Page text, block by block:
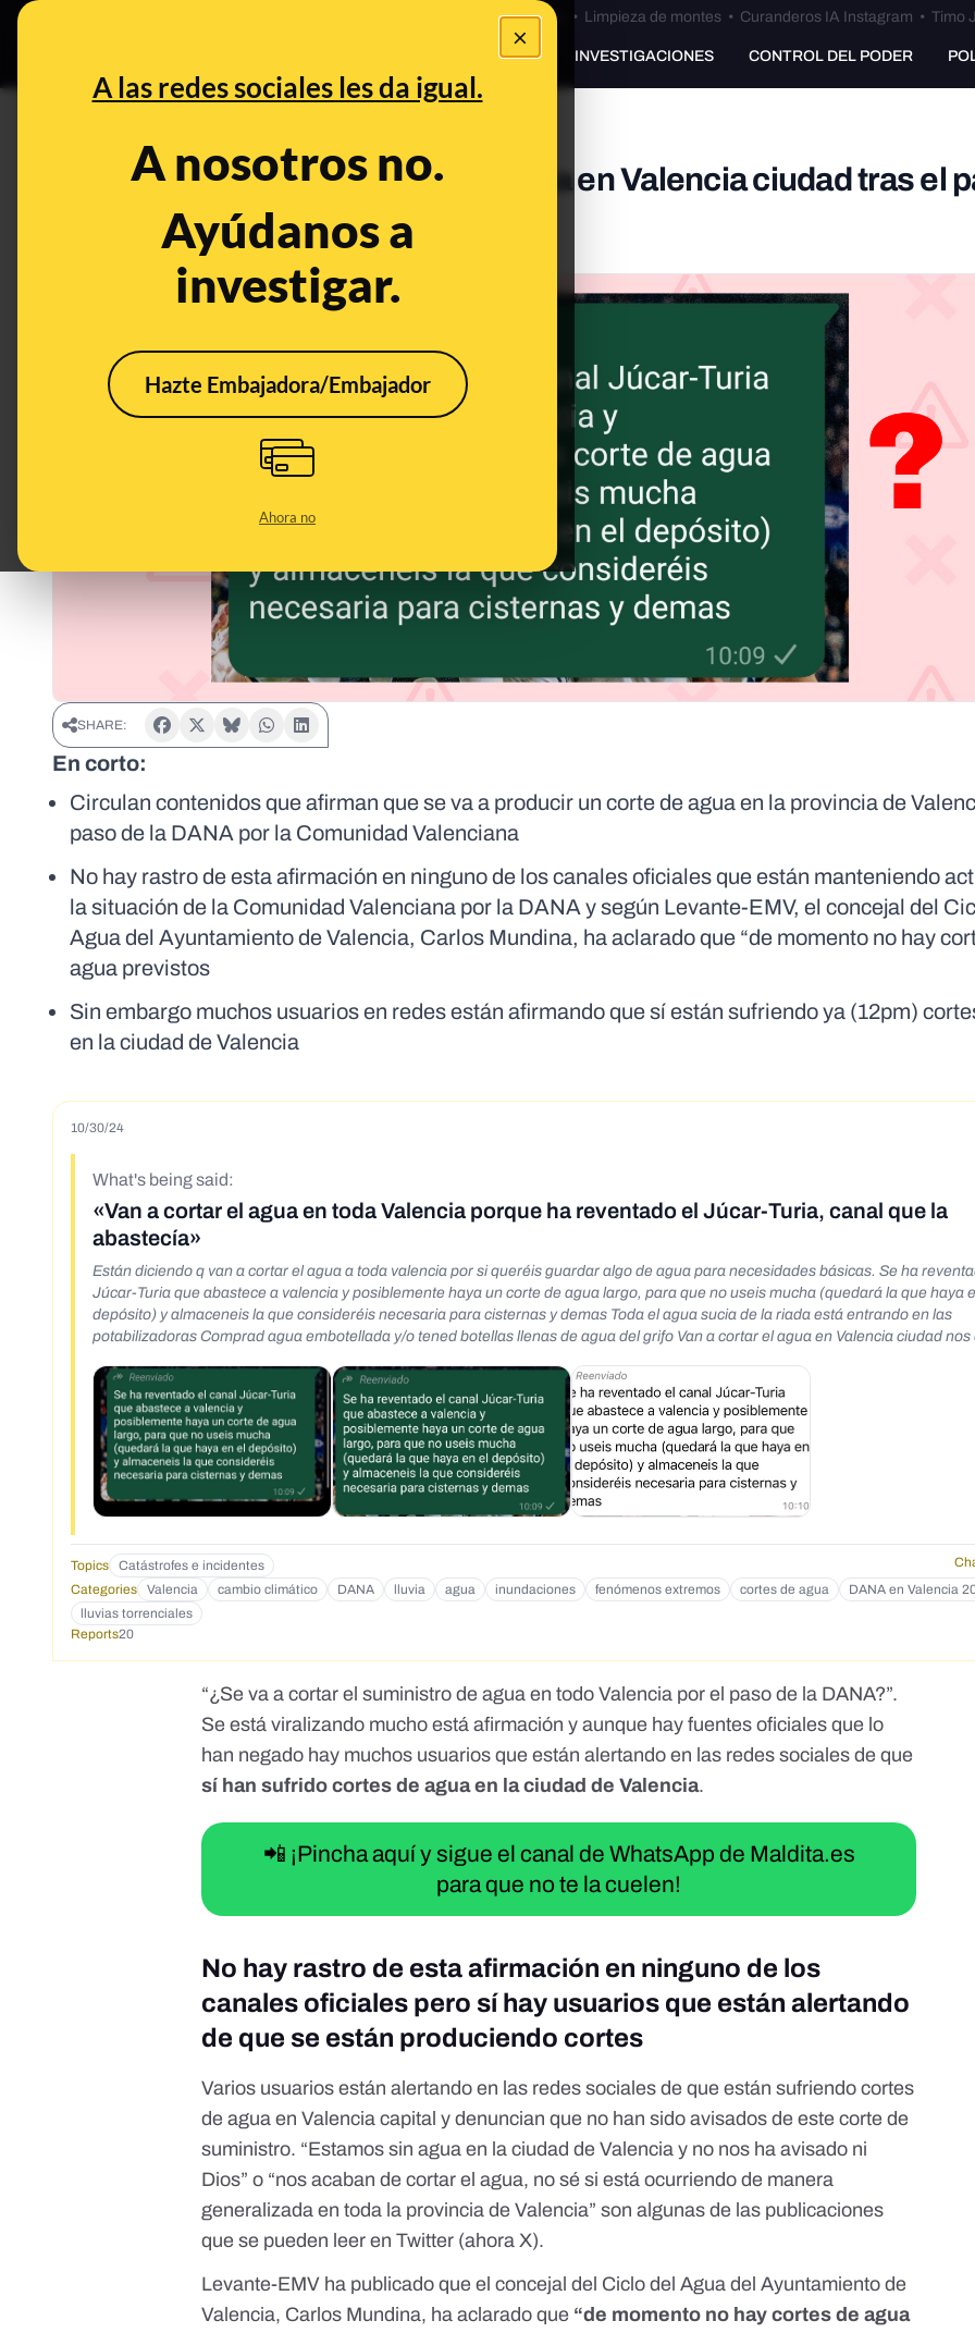
×
A las redes sociales les da igual.
A nosotros no.
Ayúdanos a
investigar.
Hazte Embajadora/Embajador
Ahora no
Bulos Ceuta • Limpieza de montes• Curanderos IA Instagram • Timo
PREBUNKING INVESTIGACIONES CONTROL DEL PODER
Qué sabemos sobre cortes de agua en Valencia ciudad tras el
de la DANA
Oct 30, 2024, 11:37:11 AM
SHARE:
En corto:
Circulan contenidos que afirman que se va a producir un corte de agua en la provincia de
paso de la DANA por la Comunidad Valenciana
No hay rastro de esta afirmación en ninguno de los canales oficiales que están manteniendo
la situación de la Comunidad Valenciana por la DANA y según Levante-EMV, el concejal del
Agua del Ayuntamiento de Valencia, Carlos Mundina, ha aclarado que “de momento no hay
agua previstos
Sin embargo muchos usuarios en redes están afirmando que sí están sufriendo ya (12pm)
en la ciudad de Valencia
10/30/24
What's being said:
«Van a cortar el agua en toda Valencia porque ha reventado el Júcar-Turia, canal que la
abastecía»
Están diciendo q van a cortar el agua a toda valencia por si queréis guardar algo de agua para necesidades básicas. Se ha reventado el canal
Júcar-Turia que abastece a valencia y posiblemente haya un corte de agua largo, para que no useis mucha (quedará la que haya
depósito) y almaceneis la que consideréis necesaria para cisternas y demas Toda el agua sucia de la riada está entrando en las
potabilizadoras Comprad agua embotellada y/o tened botellas llenas de agua del grifo Van a cortar el agua en Valencia ciudad nos
Topics Catástrofes e incidentes
Categories
Valencia cambio climático DANA lluvia agua inundaciones fenómenos extremos cortes de agua
DANA en Valencia
lluvias torrenciales
Reports20
“¿Se va a cortar el suministro de agua en todo Valencia por el paso de la DANA?”.
Se está viralizando mucho está afirmación y aunque hay fuentes oficiales que lo
han negado hay muchos usuarios que están alertando en las redes sociales de que
sí han sufrido cortes de agua en la ciudad de Valencia.
📲 ¡Pincha aquí y sigue el canal de WhatsApp de Maldita.es
para que no te la cuelen!
No hay rastro de esta afirmación en ninguno de los
canales oficiales pero sí hay usuarios que están alertando
de que se están produciendo cortes
Varios usuarios están alertando en las redes sociales de que están sufriendo cortes
de agua en Valencia capital y denuncian que no han sido avisados de este corte de
suministro. “Estamos sin agua en la ciudad de Valencia y no nos ha avisado ni
Dios” o “nos acaban de cortar el agua, no sé si está ocurriendo de manera
generalizada en toda la provincia de Valencia” son algunas de las publicaciones
que se pueden leer en Twitter (ahora X).
Levante-EMV ha publicado que el concejal del Ciclo del Agua del Ayuntamiento de
Valencia, Carlos Mundina, ha aclarado que “de momento no hay cortes de agua